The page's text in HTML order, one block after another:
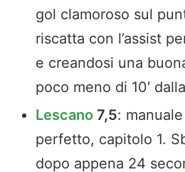
gol clamoroso sul
riscatta con l’assist
e creandosi una
poco meno di 10′
Lescano 7,5:
perfetto, capitolo 1.
dopo appena 24